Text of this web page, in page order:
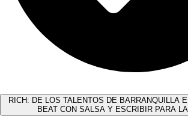
RICH: DE LOS TALENTOS DE BARRANQUILLA
BEAT CON SALSA Y ESCRIBIR PARA